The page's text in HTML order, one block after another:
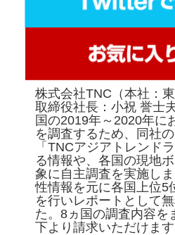
株式会社TNC（本社：
取締役社長：小祝 誉士
国の2019年～2020年に
を調査するため、同社
「TNCアジアトレンド
る情報や、各国の現地
象に自主調査を実施し
性情報を元に各国上位5
を行いレポートとして
た。8ヵ国の調査内容を
下より請求いただけます